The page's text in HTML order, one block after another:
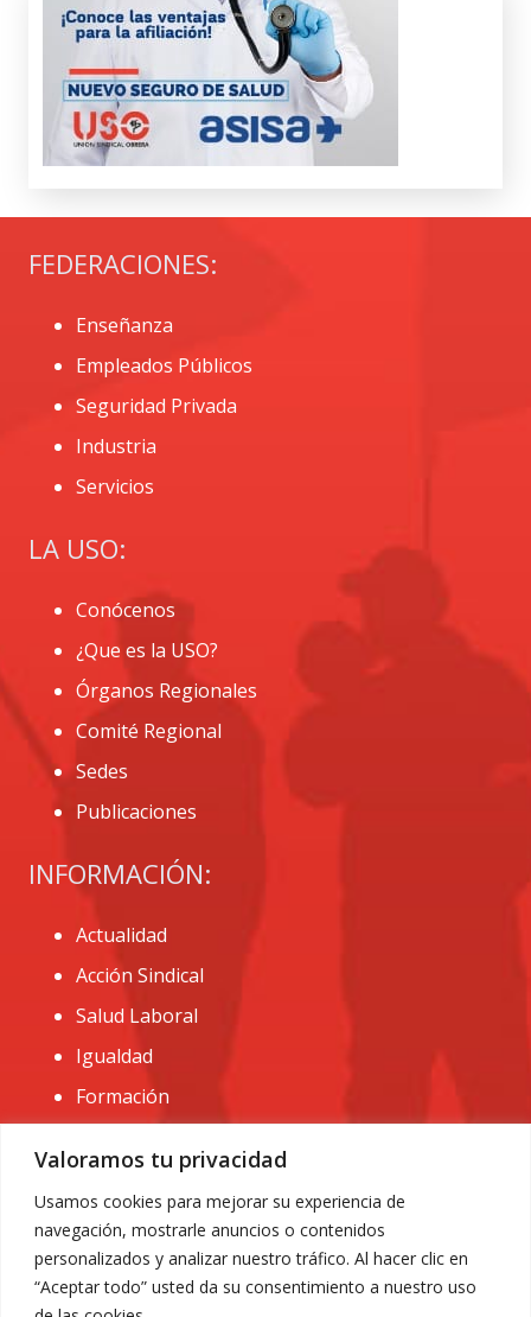
Valoramos tu privacidad
Usamos cookies para mejorar su experiencia de
navegación, mostrarle anuncios o contenidos
personalizados y analizar nuestro tráfico. Al hacer clic en
“Aceptar todo” usted da su consentimiento a nuestro uso
FEDERACIONES:
Enseñanza
Empleados Públicos
Seguridad Privada
Industria
Servicios
LA USO:
Conócenos
¿Que es la USO?
Órganos Regionales
Comité Regional
Sedes
Publicaciones
INFORMACIÓN:
Actualidad
Acción Sindical
Salud Laboral
Igualdad
Formación
CONTACTO:
administracion@usomurcia.org
968 25 01 20
C/ Huerto de las bombas nº6. 30009 Murcia